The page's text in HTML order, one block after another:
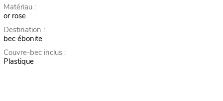
Matériau :
or rose
Destination :
bec ébonite
Couvre-bec inclus :
Plastique